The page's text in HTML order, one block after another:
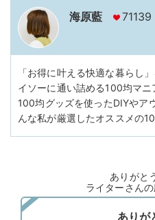
海原藍 71139
「お得に叶える快適な暮らし
イソーに通い詰める100均マ
100均グッズを使ったDIYやア
んな私が厳選したオススメの
ありがと
ライターさん